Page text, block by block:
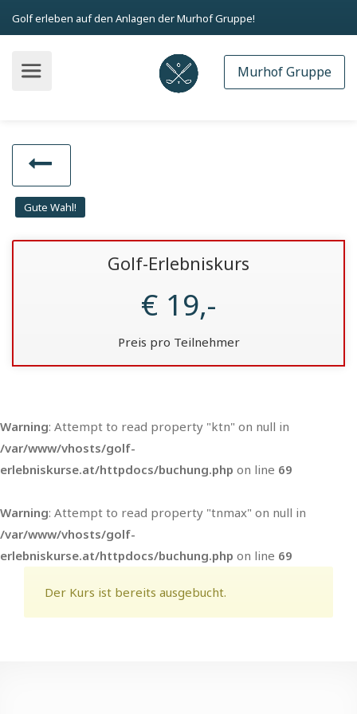
Golf erleben auf den Anlagen der Murhof Gruppe!
Murhof Gruppe
Gute Wahl!
Golf-Erlebniskurs
€ 19,-
Preis pro Teilnehmer
Warning: Attempt to read property "ktn" on null in
/var/www/vhosts/golf-
erlebniskurse.at/httpdocs/buchung.php on line 69
Warning: Attempt to read property "tnmax" on null in
/var/www/vhosts/golf-
erlebniskurse.at/httpdocs/buchung.php on line 69
Der Kurs ist bereits ausgebucht.